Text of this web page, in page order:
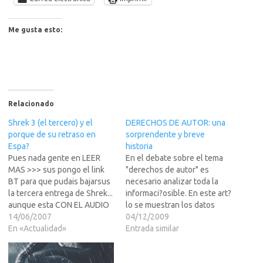
Me gusta esto:
Relacionado
Shrek 3 (el tercero) y el
porque de su retraso en
Espa?
Pues nada gente en LEER
MAS >>> sus pongo el link
BT para que pudais bajarsus
la tercera entrega de Shrek...
aunque esta CON EL AUDIO
QUE GRABARON EN
MEXICO. No es que sea un
dibujos animados y demas
14/06/2007
En «Actualidad»
DERECHOS DE AUTOR: una
sorprendente y breve
historia
En el debate sobre el tema
"derechos de autor" es
necesario analizar toda la
informaci?osible. En este art?
lo se muestran los datos
hist?os sobre el verdadero
origen de este
04/12/2009
Entrada similar